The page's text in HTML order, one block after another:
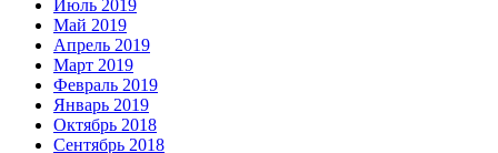
Июль 2019
Май 2019
Апрель 2019
Март 2019
Февраль 2019
Январь 2019
Октябрь 2018
Сентябрь 2018